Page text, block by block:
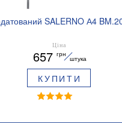
SALERNO А4
Ціна
657 грн
штука
КУПИТИ